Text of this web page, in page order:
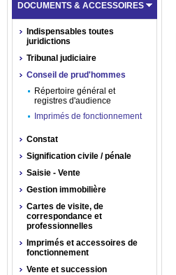
DOCUMENTS & ACCESSOIRES
Indispensables toutes
juridictions
Tribunal judiciaire
Conseil de prud'hommes
Répertoire général et
registres d'audience
Imprimés de fonctionnement
Constat
Signification civile / pénale
Saisie - Vente
Gestion immobilière
Cartes de visite, de
correspondance et
professionnelles
Imprimés et accessoires de
fonctionnement
Vente et succession